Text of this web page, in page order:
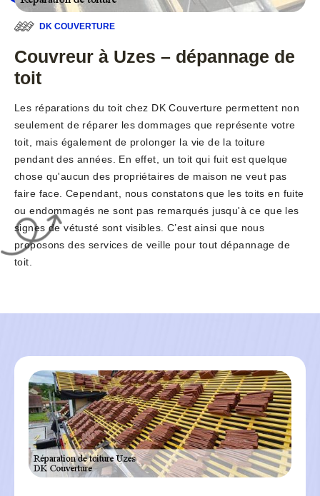
DK COUVERTURE
Couvreur à Uzes – dépannage de
toit
Les réparations du toit chez DK Couverture permettent non
seulement de réparer les dommages que représente votre
toit, mais également de prolonger la vie de la toiture
pendant des années. En effet, un toit qui fuit est quelque
chose qu'aucun des propriétaires de maison ne veut pas
faire face. Cependant, nous constatons que les toits en fuite
ou endommagés ne sont pas remarqués jusqu'à ce que les
signes de vétusté sont visibles. C’est ainsi que nous
proposons des services de veille pour tout dépannage de
toit.